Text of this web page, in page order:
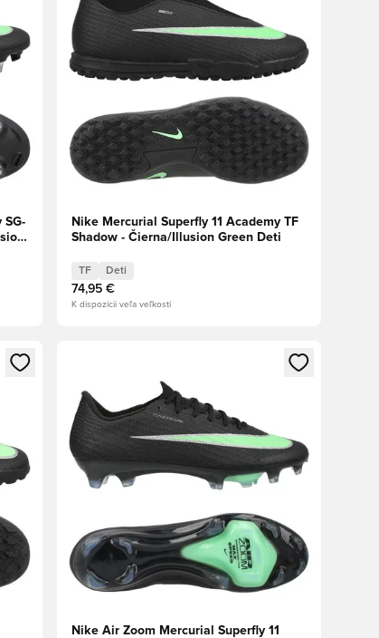
SG-
Nike Mercurial Superfly 11 Academy TF
Shadow - Čierna/Illusion Green Deti
TF Deti
74,95 €
K dispozícii veľa veľkostí
ako člen
Otvorí modál na prihlásenie alebo registráciu ako
Nike Air Zoom Mercurial Superfly 11